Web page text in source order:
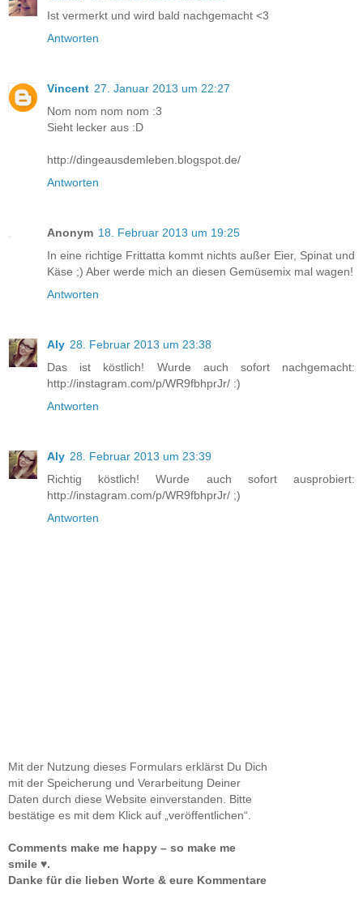
Ist vermerkt und wird bald nachgemacht <3
Antworten
Vincent 27. Januar 2013 um 22:27
Nom nom nom nom :3
Sieht lecker aus :D
http://dingeausdemleben.blogspot.de/
Antworten
Anonym 18. Februar 2013 um 19:25
In eine richtige Frittatta kommt nichts außer Eier, Spinat und
Käse ;) Aber werde mich an diesen Gemüsemix mal wagen!
Antworten
Aly 28. Februar 2013 um 23:38
Das ist köstlich! Wurde auch sofort nachgemacht:
http://instagram.com/p/WR9fbhprJr/ :)
Antworten
Aly 28. Februar 2013 um 23:39
Richtig köstlich! Wurde auch sofort ausprobiert:
http://instagram.com/p/WR9fbhprJr/ ;)
Antworten
Mit der Nutzung dieses Formulars erklärst Du Dich
mit der Speicherung und Verarbeitung Deiner
Daten durch diese Website einverstanden. Bitte
bestätige es mit dem Klick auf „veröffentlichen“.
Comments make me happy – so make me
smile ♥.
Danke für die lieben Worte & eure Kommentare